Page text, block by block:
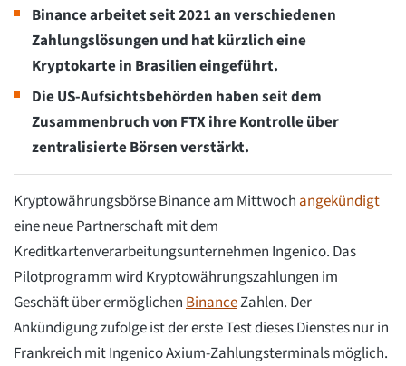
Binance arbeitet seit 2021 an verschiedenen
Zahlungslösungen und hat kürzlich eine
Kryptokarte in Brasilien eingeführt.
Die US-Aufsichtsbehörden haben seit dem
Zusammenbruch von FTX ihre Kontrolle über
zentralisierte Börsen verstärkt.
Kryptowährungsbörse Binance am Mittwoch angekündigt
eine neue Partnerschaft mit dem
Kreditkartenverarbeitungsunternehmen Ingenico. Das
Pilotprogramm wird Kryptowährungszahlungen im
Geschäft über ermöglichen BinanceZahlen. Der
Ankündigung zufolge ist der erste Test dieses Dienstes nur in
Frankreich mit Ingenico Axium-Zahlungsterminals möglich.